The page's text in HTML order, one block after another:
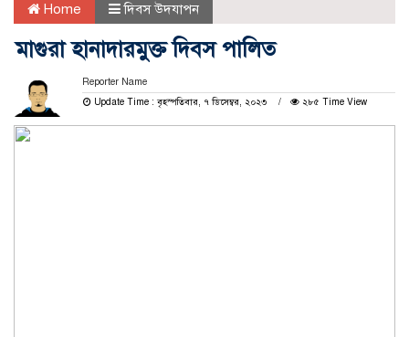
Home দিবস উদযাপন
মাগুরা হানাদারমুক্ত দিবস পালিত
Reporter Name
Update Time : বৃহস্পতিবার, ৭ ডিসেম্বর, ২০২৩
২৮৫ Time View